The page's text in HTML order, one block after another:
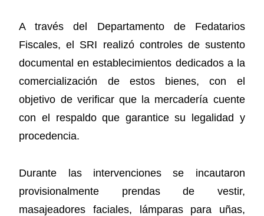
A través del Departamento de Fedatarios
Fiscales, el SRI realizó controles de sustento
documental en establecimientos dedicados a la
comercialización de estos bienes, con el
objetivo de verificar que la mercadería cuente
con el respaldo que garantice su legalidad y
procedencia.
Durante las intervenciones se incautaron
provisionalmente prendas de vestir,
masajeadores faciales, lámparas para uñas,